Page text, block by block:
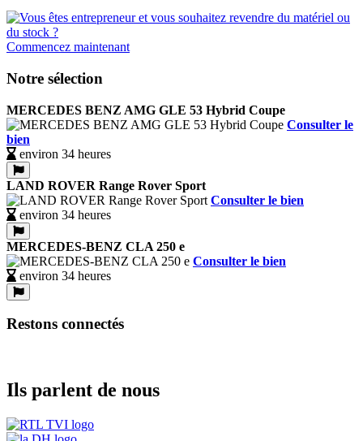
Commencez maintenant
Notre sélection
MERCEDES BENZ AMG GLE 53 Hybrid Coupe
Consulter le
bien
environ 34 heures
LAND ROVER Range Rover Sport
Consulter le bien
environ 34 heures
MERCEDES-BENZ CLA 250 e
Consulter le bien
environ 34 heures
Restons connectés
Ils parlent de nous